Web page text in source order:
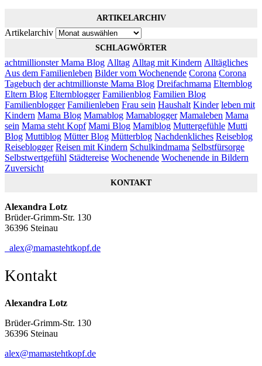
ARTIKELARCHIV
Artikelarchiv
SCHLAGWÖRTER
achtmillionster Mama Blog Alltag Alltag mit Kindern Alltägliches
Aus dem Familienleben Bilder vom Wochenende Corona Corona
Tagebuch der achtmillionste Mama Blog Dreifachmama Elternblog
Eltern Blog Elternblogger Familienblog Familien Blog
Familienblogger Familienleben Frau sein Haushalt Kinder leben mit
Kindern Mama Blog Mamablog Mamablogger Mamaleben Mama
sein Mama steht Kopf Mami Blog Mamiblog Muttergefühle Mutti
Blog Muttiblog Mütter Blog Mütterblog Nachdenkliches Reiseblog
Reiseblogger Reisen mit Kindern Schulkindmama Selbstfürsorge
Selbstwertgefühl Städtereise Wochenende Wochenende in Bildern
Zuversicht
KONTAKT
Alexandra Lotz
Brüder-Grimm-Str. 130
36396 Steinau
alex@mamastehtkopf.de
Kontakt
Alexandra Lotz
Brüder-Grimm-Str. 130
36396 Steinau
alex@mamastehtkopf.de